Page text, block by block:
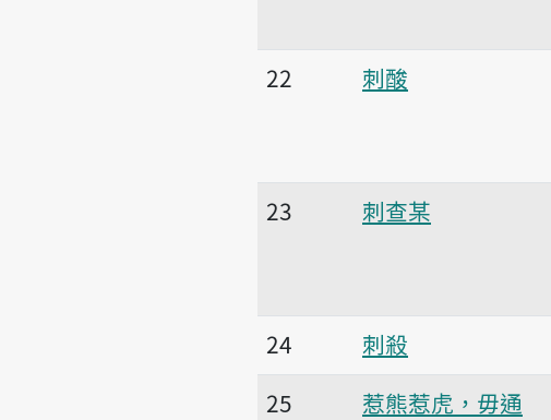
22
刺酸
23
刺查某
24
刺殺
25
惹熊惹虎，毋通